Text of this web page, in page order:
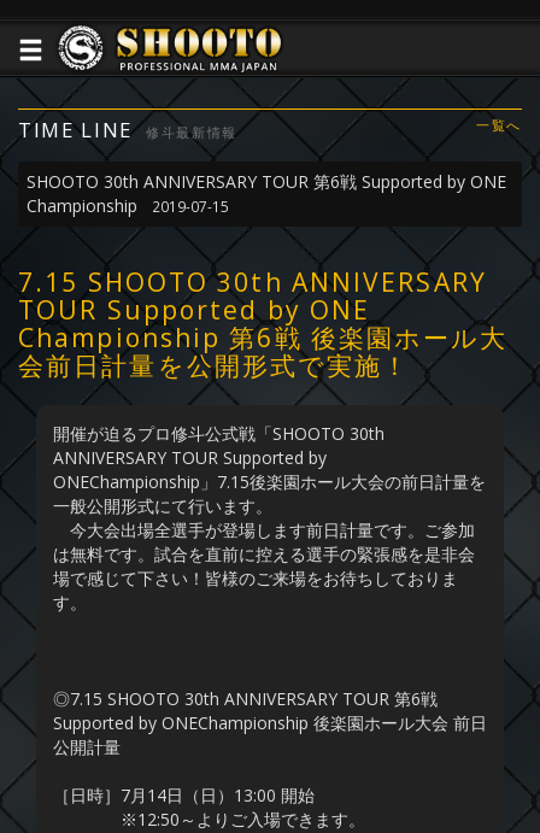
TIME LINE 修斗最新情報 一覧へ
SHOOTO 30th ANNIVERSARY TOUR 第6戦 Supported by ONE
Championship
2019-07-15
7.15 SHOOTO 30th ANNIVERSARY
TOUR Supported by ONE
Championship 第6戦 後楽園ホール大
会前日計量を公開形式で実施！
開催が迫るプロ修斗公式戦「SHOOTO 30th
ANNIVERSARY TOUR Supported by
ONEChampionship」7.15後楽園ホール大会の前日計量を
一般公開形式にて行います。
今大会出場全選手が登場します前日計量です。ご参加
は無料です。試合を直前に控える選手の緊張感を是非会
場で感じて下さい！皆様のご来場をお待ちしておりま
す。
◎7.15 SHOOTO 30th ANNIVERSARY TOUR 第6戦
Supported by ONEChampionship 後楽園ホール大会 前日
公開計量
［日時］7月14日（日）13:00 開始
※12:50～よりご入場できます。